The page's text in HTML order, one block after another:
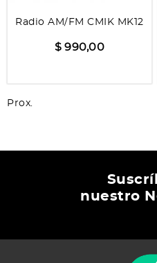
Radio AM/FM CMIK MK12
$ 990,00
Prox.
nuestro